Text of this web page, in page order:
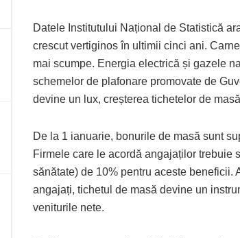
Datele Institutului Național de Statistică
crescut vertiginos în ultimii cinci ani.
mai scumpe. Energia electrică și gazele
schemelor de plafonare promovate de
devine un lux, creșterea tichetelor de
De la 1 ianuarie, bonurile de masă sunt
Firmele care le acordă angajaților trebuie
sănătate) de 10% pentru aceste beneficii.
angajați, tichetul de masă devine un
veniturile nete.